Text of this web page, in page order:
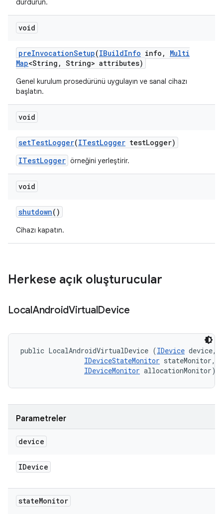
durdurun.
void
preInvocationSetup(IBuildInfo info ,
Multi
Map<String , String> attributes)
Genel kurulum prosedürünü uygulayın ve sanal cihazı
başlatın.
void
setTestLogger(ITestLogger testLogger)
ITestLogger örneğini yerleştirir.
void
shutdown()
Cihazı kapatın.
Herkese açık oluşturucular
LocalAndroidVirtualDevice
public LocalAndroidVirtualDevice (IDevice device,
IDeviceStateMonitor stateMonitor,
IDeviceMonitor allocationMonitor)
Parametreler
device
IDevice
stateMonitor